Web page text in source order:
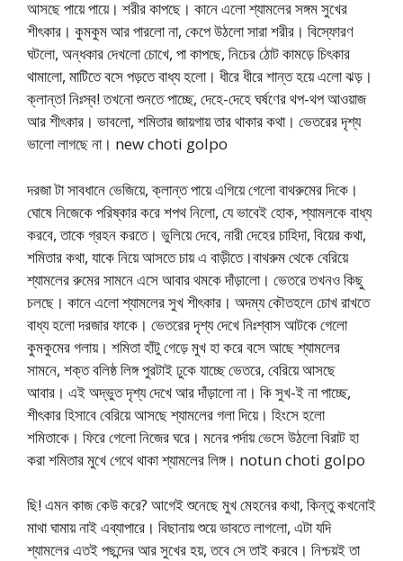
আসছে পায়ে পায়ে। শরীর কাপছে। কানে এলো শ্যামলের সঙ্গম সুখের
শীৎকার। কুমকুম আর পারলো না, কেপে উঠলো সারা শরীর। বিস্ফোরণ
ঘটলো, অন্ধকার দেখলো চোখে, পা কাপছে, নিচের ঠোট কামড়ে চিৎকার
থামালো, মাটিতে বসে পড়তে বাধ্য হলো। ধীরে ধীরে শান্ত হয়ে এলো ঝড়।
ক্লান্ত! নিঃস্ব! তখনো শুনতে পাচ্ছে, দেহে-দেহে ঘর্ষণের থপ-থপ আওয়াজ
আর শীৎকার। ভাবলো, শমিতার জায়গায় তার থাকার কথা। ভেতরের দৃশ্য
ভালো লাগছে না। new choti golpo
দরজা টা সাবধানে ভেজিয়ে, ক্লান্ত পায়ে এগিয়ে গেলো বাথরুমের দিকে।
ঘোষে নিজেকে পরিষ্কার করে শপথ নিলো, যে ভাবেই হোক, শ্যামলকে বাধ্য
করবে, তাকে গ্রহন করতে। ভুলিয়ে দেবে, নারী দেহের চাহিদা, বিয়ের কথা,
শমিতার কথা, যাকে নিয়ে আসতে চায় এ বাড়ীতে।বাথরুম থেকে বেরিয়ে
শ্যামলের রুমের সামনে এসে আবার থমকে দাঁড়ালো। ভেতরে তখনও কিছু
চলছে। কানে এলো শ্যামলের সুখ শীৎকার। অদম্য কৌতহলে চোখ রাখতে
বাধ্য হলো দরজার ফাকে। ভেতরের দৃশ্য দেখে নিঃশ্বাস আটকে গেলো
কুমকুমের গলায়। শমিতা হাঁটু গেড়ে মুখ হা করে বসে আছে শ্যামলের
সামনে, শক্ত বলিষ্ঠ লিঙ্গ পুরটাই ঢুকে যাচ্ছে ভেতরে, বেরিয়ে আসছে
আবার। এই অদ্ভুত দৃশ্য দেখে আর দাঁড়ালো না। কি সুখ-ই না পাচ্ছে,
শীৎকার হিসাবে বেরিয়ে আসছে শ্যামলের গলা দিয়ে। হিংসে হলো
শমিতাকে। ফিরে গেলো নিজের ঘরে। মনের পর্দায় ভেসে উঠলো বিরাট হা
করা শমিতার মুখে গেথে থাকা শ্যামলের লিঙ্গ। notun choti golpo
ছি! এমন কাজ কেউ করে? আগেই শুনেছে মুখ মেহনের কথা, কিন্তু কখনোই
মাথা ঘামায় নাই এব্যাপারে। বিছানায় শুয়ে ভাবতে লাগলো, এটা যদি
শ্যামলের এতই পছন্দের আর সুখের হয়, তবে সে তাই করবে। নিশ্চয়ই তা